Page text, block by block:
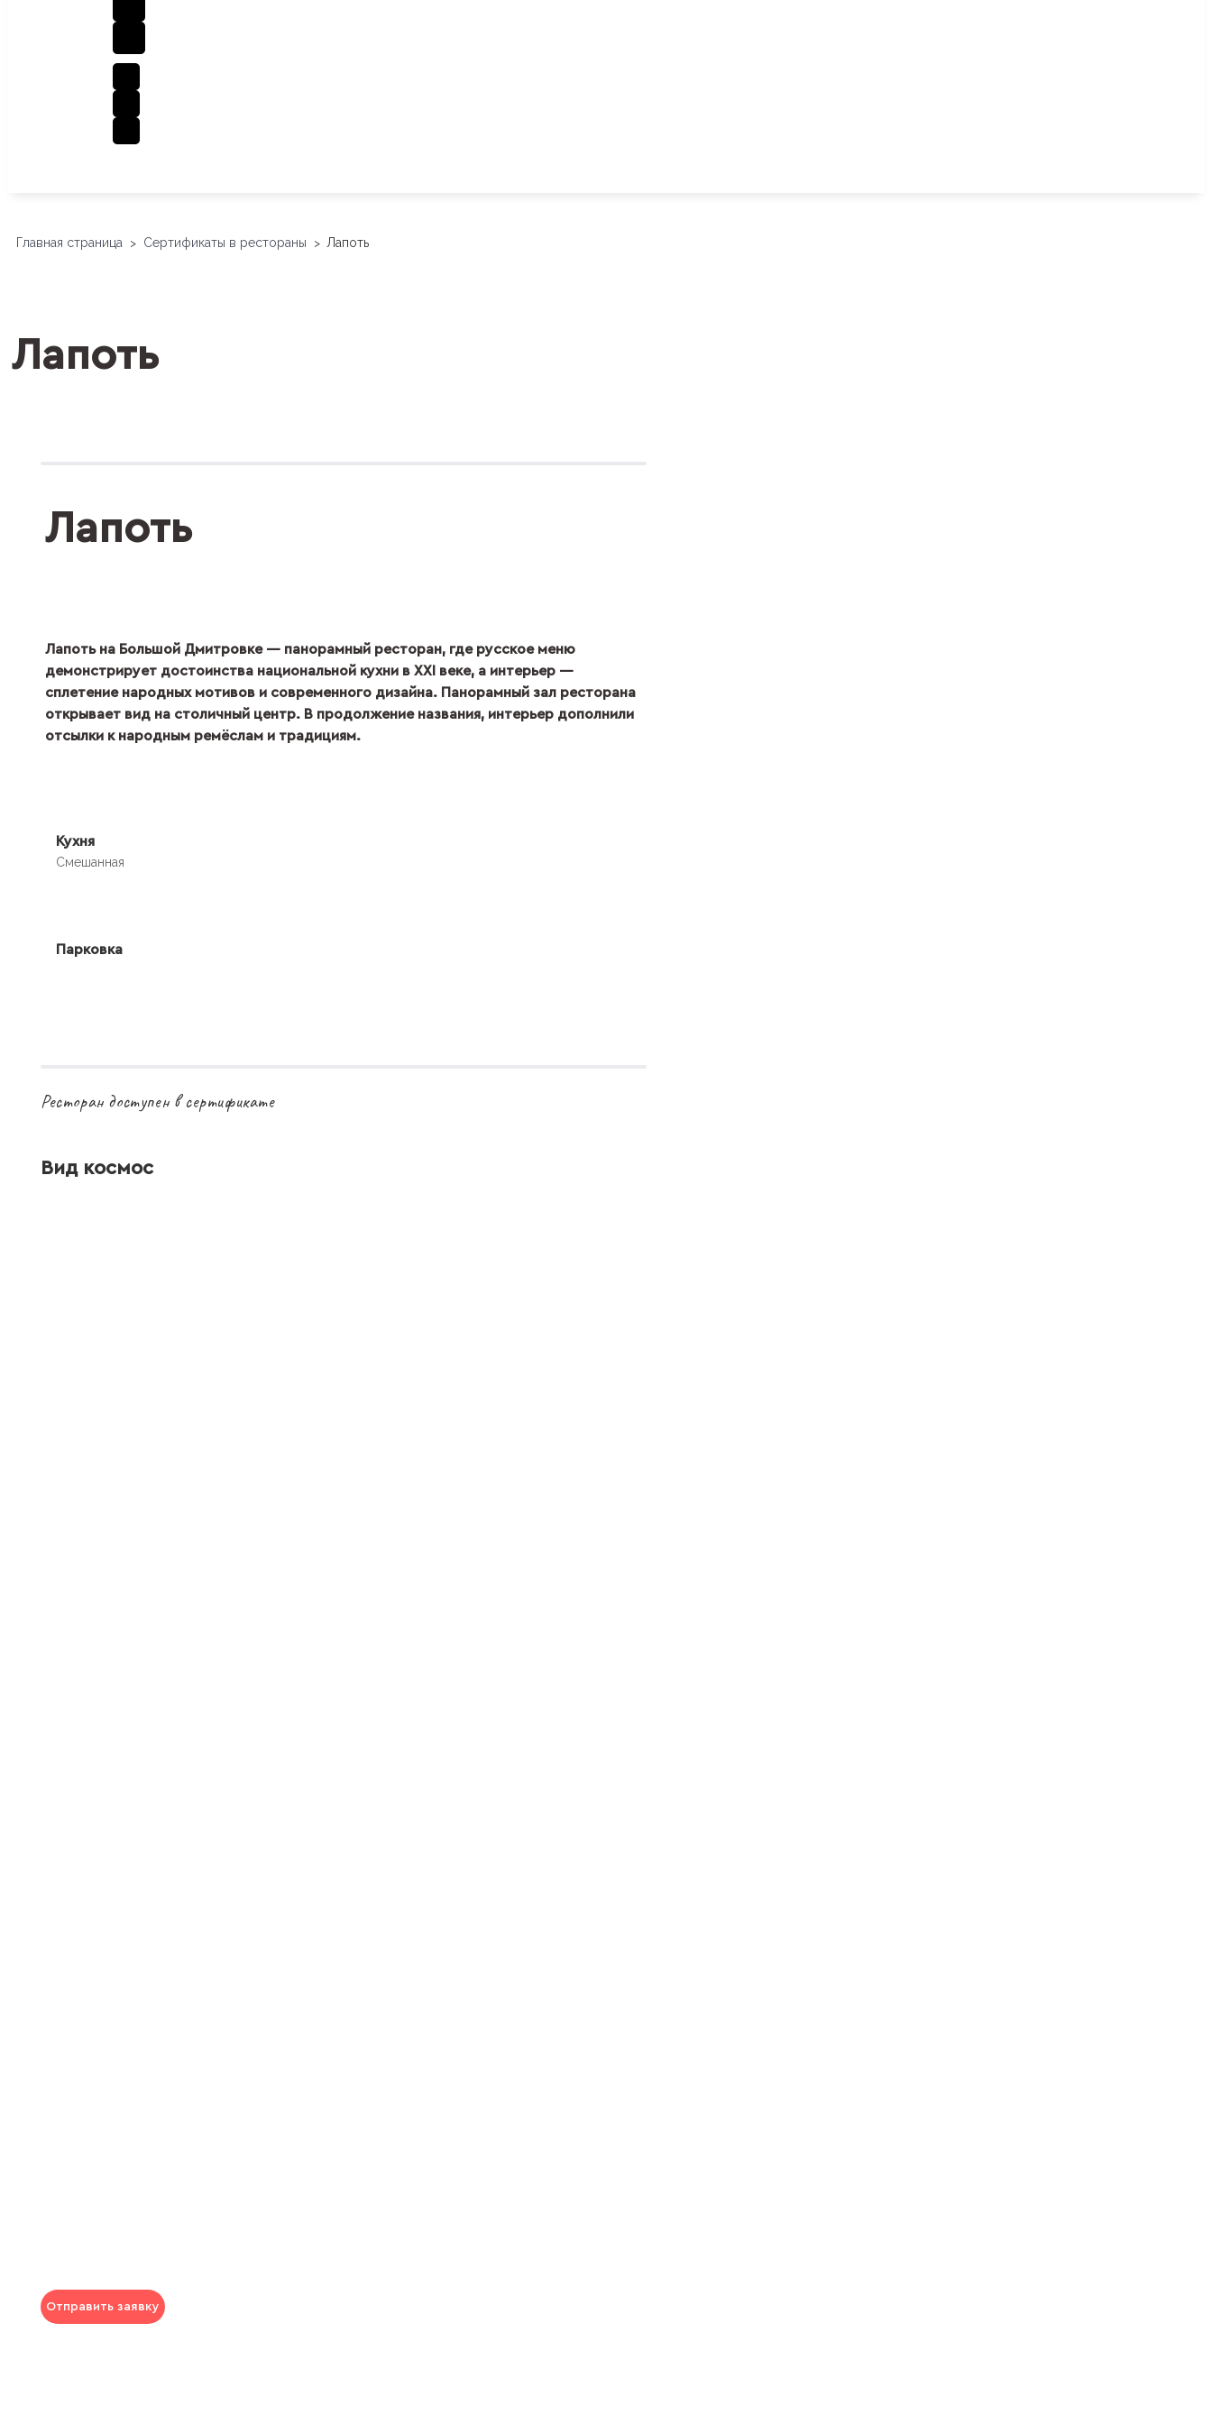
Главная страница > Сертификаты в рестораны > Лапоть
Лапоть
Лапоть
Лапоть на Большой Дмитровке — панорамный ресторан, где русское меню
демонстрирует достоинства национальной кухни в XXI веке, а интерьер —
сплетение народных мотивов и современного дизайна. Панорамный зал ресторана
открывает вид на столичный центр. В продолжение названия, интерьер дополнили
отсылки к народным ремёслам и традициям.
Кухня
Смешанная
Парковка
Ресторан доступен в сертификате
Вид космос
Отправить заявку